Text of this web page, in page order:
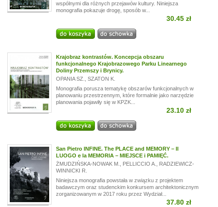
wspólnymi dla różnych przejawów kultury. Niniejsza
monografia pokazuje drogę, sposób w...
30.45 zł
Krajobraz kontrastów. Koncepcja obszaru
funkcjonalnego Krajobrazowego Parku Linearnego
Doliny Przemszy i Brynicy.
OPANIA SZ.
SZATON K.
Monografia porusza tematykę obszarów funkcjonalnych w
planowaniu przestrzennym, które formalnie jako narzędzie
planowania pojawiły się w KPZK...
23.10 zł
San Pietro INFINE. The PLACE and MEMORY – Il
LUOGO e la MEMORIA – MIEJSCE i PAMIĘĆ.
ŻMUDZIŃSKA-NOWAK M.
PELLICCIO A.
RADZIEWICZ-
WINNICKI R.
Niniejsza monografia powstała w związku z projektem
badawczym oraz studenckim konkursem architektonicznym
zorganizowanym w 2017 roku przez Wydział...
37.80 zł